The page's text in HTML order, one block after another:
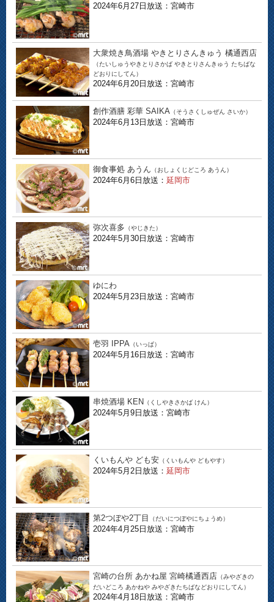
2024年6月27日放送：宮崎市
大衆焼き鳥酒場 やきとりさんきゅう 橘通西店
（たいしゅうやきとりさかば やきとりさんきゅう たちばな
どおりにしてん）
2024年6月20日放送：宮崎市
創作酒膳 彩華 SAIKA （そうさくしゅぜん さいか）
2024年6月13日放送：宮崎市
御食事処 あうん （おしょくじどころ あうん）
2024年6月6日放送： 延岡市
弥次喜多 （やじきた）
2024年5月30日放送：宮崎市
ゆにわ
2024年5月23日放送：宮崎市
壱羽 IPPA （いっぱ）
2024年5月16日放送：宮崎市
串焼酒場 KEN （くしやきさかば けん）
2024年5月9日放送：宮崎市
くいもんや ども安 （くいもんや どもやす）
2024年5月2日放送： 延岡市
第2つぼや2丁目 （だいにつぼやにちょうめ）
2024年4月25日放送：宮崎市
宮崎の台所 あかね屋 宮崎橘通西店 （みやざきの
だいどころ あかねや みやざきたちばなどおりにしてん）
2024年4月18日放送：宮崎市